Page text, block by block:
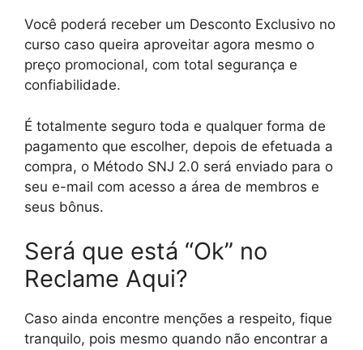
Você poderá receber um Desconto Exclusivo no
curso caso queira aproveitar agora mesmo o
preço promocional, com total segurança e
confiabilidade.
É totalmente seguro toda e qualquer forma de
pagamento que escolher, depois de efetuada a
compra, o Método SNJ 2.0 será enviado para o
seu e-mail com acesso a área de membros e
seus bônus.
Será que está “Ok” no
Reclame Aqui?
Caso ainda encontre menções a respeito, fique
tranquilo, pois mesmo quando não encontrar a